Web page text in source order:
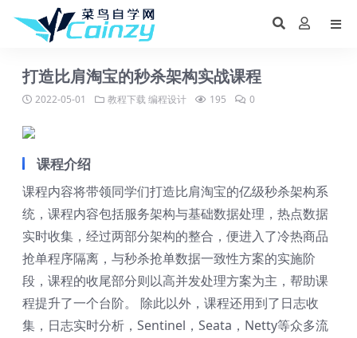
打造比肩淘宝的秒杀架构实战课程
2022-05-01 教程下载编程设计 195 0
课程介绍
课程内容将带领同学们打造比肩淘宝的亿级秒杀架构系
统，课程内容包括服务架构与基础数据处理，热点数据
实时收集，经过两部分架构的整合，便进入了冷热商品
抢单程序隔离，与秒杀抢单数据一致性方案的实施阶
段，课程的收尾部分则以高并发处理方案为主，帮助课
程提升了一个台阶。 除此以外，课程还用到了日志收
集，日志实时分析，Sentinel，Seata，Netty等众多流